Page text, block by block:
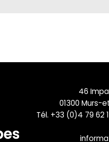
46
01300 Murs-
Tél. +33 (0)4 79 62